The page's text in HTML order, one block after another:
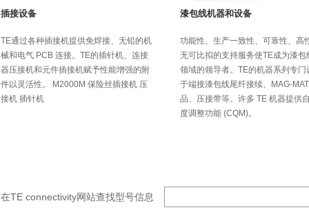
插接设备
TE通过各种插接机提供免焊接、无铅的机
械和电气 PCB 连接。TE的插针机、连接
器压接机和元件插接机赋予性能增强的附
件以灵活性。 M2000M 保险丝插接机 压
接机 插针机
漆包线机器和设备
功能性、生产一致性、可靠性、高
无可比拟的支持服务使TE成为漆包
领域的领导者。TE的机器系列专门
于端接漆包线尾纤接续、MAG-
品、压接带等。许多 TE 机器提供
度调整功能 (CQM)。
在TE connectivity网站查找型号信息